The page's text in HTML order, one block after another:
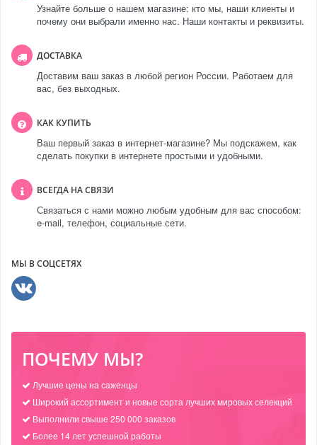
Узнайте больше о нашем магазине: кто мы, наши клиенты и
почему они выбрали именно нас. Наши контакты и реквизиты.
ДОСТАВКА
Доставим ваш заказ в любой регион России. Работаем для
вас, без выходных.
КАК КУПИТЬ
Ваш первый заказ в интернет-магазине? Мы подскажем, как
сделать покупки в интернете простыми и удобными.
ВСЕГДА НА СВЯЗИ
Связаться с нами можно любым удобным для вас способом:
e-mail, телефон, социальные сети.
МЫ В СОЦСЕТЯХ
ПОЧЕМУ МЫ?
Лучшие цены на саженцы
Широкий ассортимент и новые сорта лучших мировых селекций
Выполнили свыше 250 000 заказов
Более 14 лет успешной работы